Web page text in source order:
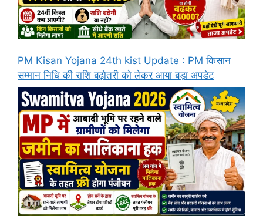
PM Kisan Yojana 24th kist Update : PM किसान
सम्मान निधि की राशि बढ़ोतरी को लेकर आया बड़ा अपडेट